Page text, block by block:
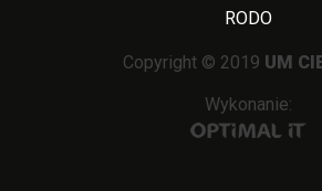
RODO
Copyright © 2019 UM
Wykonanie: